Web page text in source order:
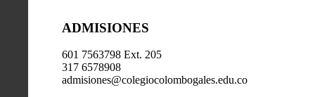
ADMISIONES
601 7563798 Ext. 205
317 6578908
admisiones@colegiocolombogales.edu.co